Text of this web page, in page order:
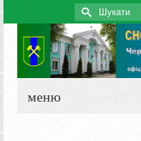
Search
for:
меню